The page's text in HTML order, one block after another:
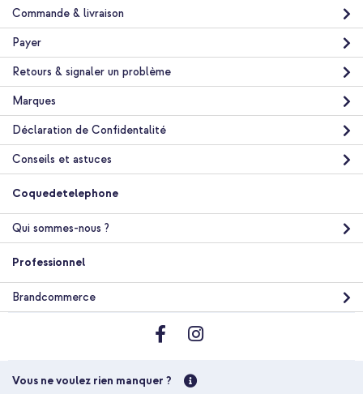
Commande & livraison
Payer
Retours & signaler un problème
Marques
Déclaration de Confidentalité
Conseils et astuces
Coquedetelephone
Qui sommes-nous ?
Professionnel
Brandcommerce
Vous ne voulez rien manquer ?